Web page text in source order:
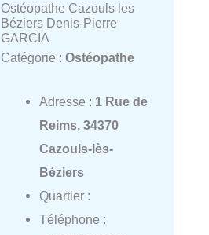
Ostéopathe Cazouls les
Béziers Denis-Pierre
GARCIA
Catégorie : Ostéopathe
Adresse : 1 Rue de
Reims, 34370
Cazouls-lès-
Béziers
Quartier :
Téléphone :